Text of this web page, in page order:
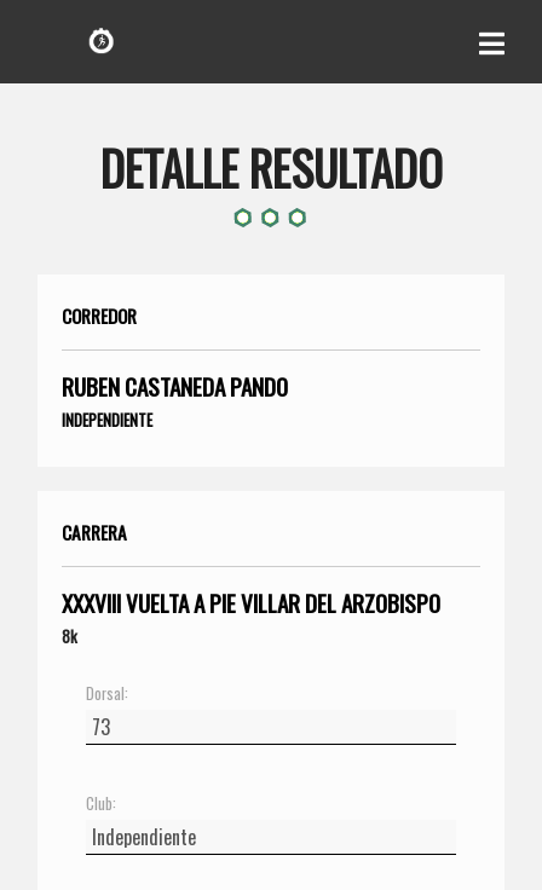
DETALLE RESULTADO
CORREDOR
RUBEN CASTANEDA PANDO
INDEPENDIENTE
CARRERA
XXXVIII VUELTA A PIE VILLAR DEL ARZOBISPO
8k
Dorsal:
Club: